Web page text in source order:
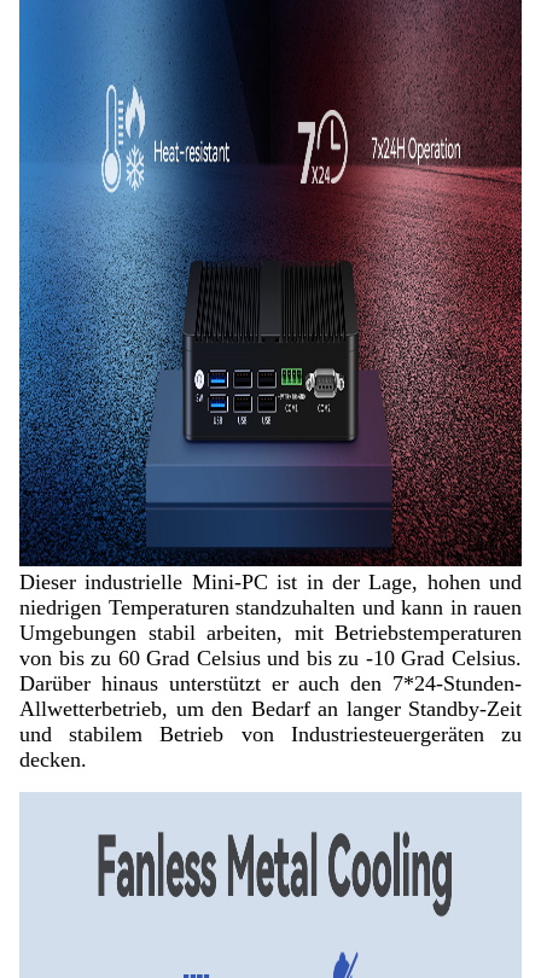
Dieser industrielle Mini-PC ist in der Lage, hohen und
niedrigen Temperaturen standzuhalten und kann in rauen
Umgebungen stabil arbeiten, mit Betriebstemperaturen
von bis zu 60 Grad Celsius und bis zu -10 Grad Celsius.
Darüber hinaus unterstützt er auch den 7*24-Stunden-
Allwetterbetrieb, um den Bedarf an langer Standby-Zeit
und stabilem Betrieb von Industriesteuergeräten zu
decken.